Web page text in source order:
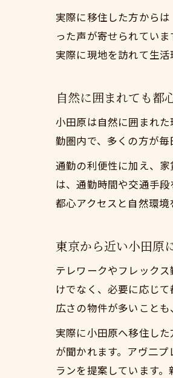
実際に移住した方から
った声が寄せられてい
実際に現地を訪れて生活
自然に囲まれても都
小田原は自然に囲まれ
勤圏内で、多くの方が
通勤の利便性に加え、
は、通勤時間や交通手
都心アクセスと自然環境
東京から近い小田原
テレワークやフレック
けでなく、必要に応じ
広さの物件が多いことも
実際に小田原へ移住し
が聞かれます。アヴ二
ランを提案しています